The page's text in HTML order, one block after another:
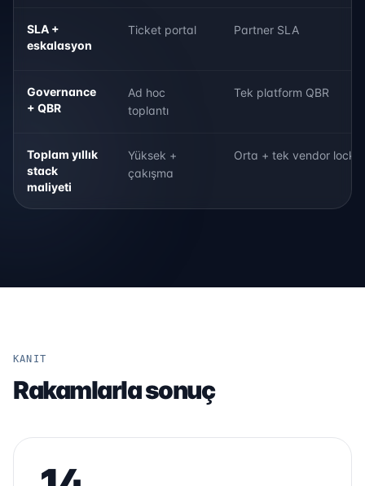
SLA +
eskalasyon
Ticket portal Partner SLA
Governance
+ QBR
Ad hoc
toplantı
Tek platform QBR
Toplam yıllık
stack
maliyeti
Yüksek +
çakışma
Orta + tek vendor lock-
KANIT
Rakamlarla sonuç